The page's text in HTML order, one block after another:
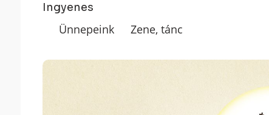
Ingyenes
Ünnepeink Zene, tánc